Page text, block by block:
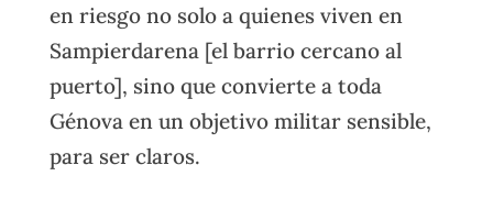
en riesgo no solo a quienes viven en
Sampierdarena [el barrio cercano al
puerto], sino que convierte a toda
Génova en un objetivo militar sensible,
para ser claros.